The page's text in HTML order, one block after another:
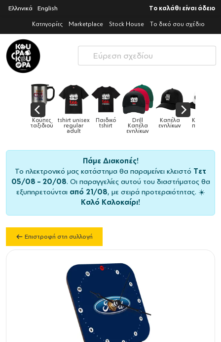
Ελληνικά English Το καλάθι είναι άδειο
Κατηγορίες Marketplace Stock House Το δικό σου σχέδιο
Drill
Καπέλα
Καπέλα
ενηλίκων
Καπέλα
παιδικά Κούπες Κούπες
ειδικές
Πάμε Διακοπές!
Το ηλεκτρονικό μας κατάστημα θα παραμείνει κλειστό Τετ
05/08 – 20/08. Οι παραγγελίες αυτού του διαστήματος θα
εξυπηρετούνται από 21/08, με σειρά προτεραιότητας. ☀️
Καλό Καλοκαίρι!
Επιστροφή στη συλλογή